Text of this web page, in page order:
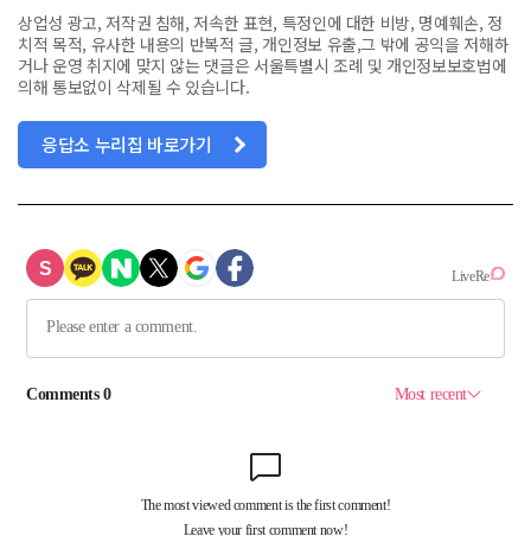
상업성 광고, 저작권 침해, 저속한 표현, 특정인에 대한 비방, 명예훼손, 정
치적 목적, 유사한 내용의 반복적 글, 개인정보 유출,그 밖에 공익을 저해하
거나 운영 취지에 맞지 않는 댓글은 서울특별시 조례 및 개인정보보호법에
의해 통보없이 삭제될 수 있습니다.
응답소 누리집 바로가기